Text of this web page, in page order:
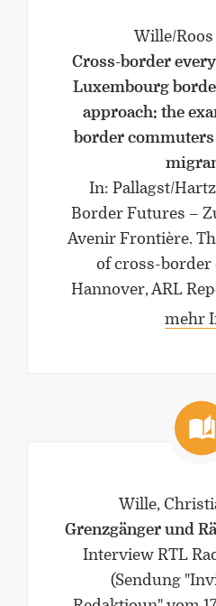
Wille/Roos
Cross-border
Luxembourg
approach: the
border
In: Pallagst/
Border Futures –
Avenir Frontière.
of cross-border
Hannover, ARL
mehr
Wille,
Grenzgänger und
Interview RTL
(Sendung